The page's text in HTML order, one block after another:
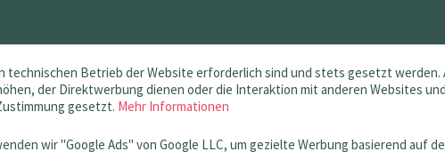
technischen Betrieb der Website erforderlich sind und stets gesetzt werden.
der Direktwerbung dienen oder die Interaktion mit anderen Websites
gesetzt. Mehr Informationen
wir "Google Ads" von Google LLC, um gezielte Werbung basierend auf